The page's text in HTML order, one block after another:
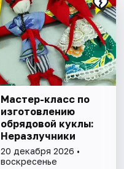
Мастер-класс по
изготовлению
обрядовой куклы:
Неразлучники
20 декабря 2026 •
воскресенье